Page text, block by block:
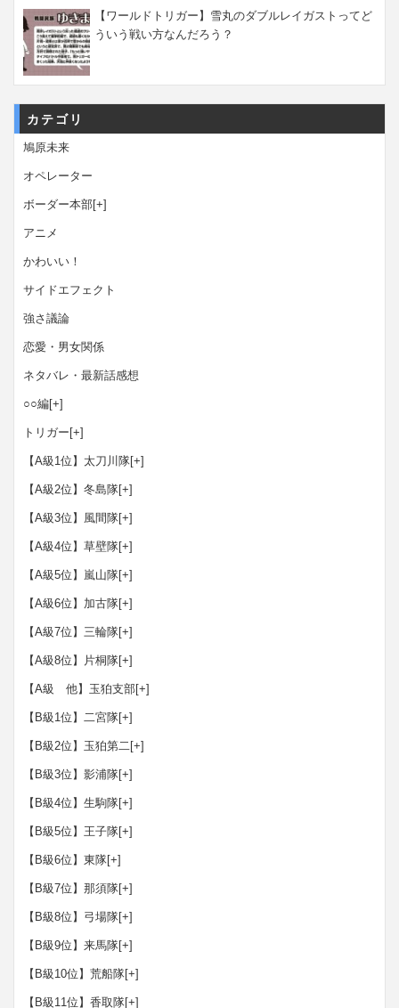
【ワールドトリガー】雪丸のダブルレイガストってど
ういう戦い方なんだろう？
カテゴリ
鳩原未来
オペレーター
ボーダー本部[+]
アニメ
かわいい！
サイドエフェクト
強さ議論
恋愛・男女関係
ネタバレ・最新話感想
○○編[+]
トリガー [+]
【A級1位】太刀川隊[+]
【A級2位】冬島隊[+]
【A級3位】風間隊[+]
【A級4位】草壁隊[+]
【A級5位】嵐山隊[+]
【A級6位】加古隊[+]
【A級7位】三輪隊[+]
【A級8位】片桐隊[+]
【A級 他】玉狛支部[+]
【B級1位】二宮隊[+]
【B級2位】玉狛第二[+]
【B級3位】影浦隊[+]
【B級4位】生駒隊[+]
【B級5位】王子隊[+]
【B級6位】東隊[+]
【B級7位】那須隊[+]
【B級8位】弓場隊[+]
【B級9位】来馬隊[+]
【B級10位】荒船隊[+]
【B級11位】香取隊[+]